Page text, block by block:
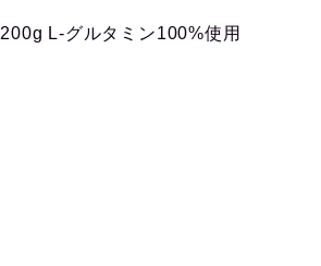
L-グルタミン100%使用